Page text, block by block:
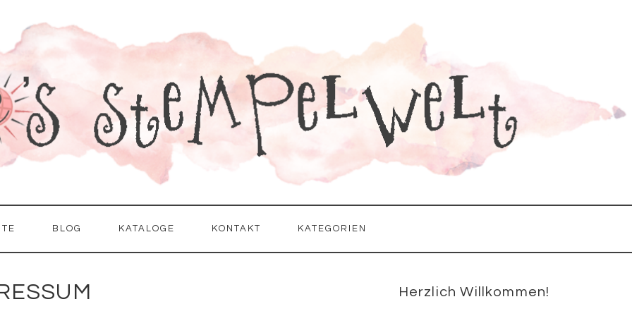
BLOG KATALOGE KONTAKT KATEGORIEN
Seitenspalte
Herzlich Willkommen!